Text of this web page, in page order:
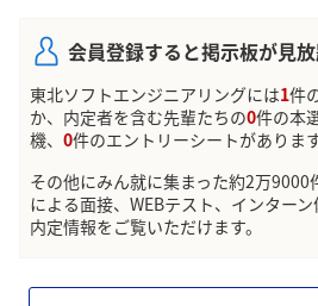
会員登録すると掲示板が見放
東北ソフトエンジニアリングには1件
か、内定者を含む先輩たちの0件の本
機、 0件のエントリーシートがあります
その他にみん就に集まった約2万9000
による面接、WEBテスト、インター
内定情報をご覧いただけます。